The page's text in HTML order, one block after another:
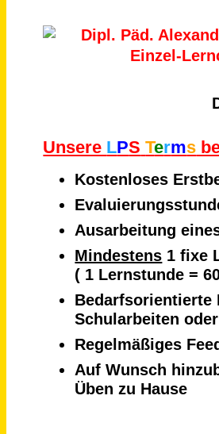
Unsere LPS Terms
Kostenloses
Ausarbeitung
Mindestens 1 fixe
( 1 Lernstunde =
Bedarfsorientierte
Schularbeiten
Regelmäßiges
Auf Wunsch
Üben zu Hause